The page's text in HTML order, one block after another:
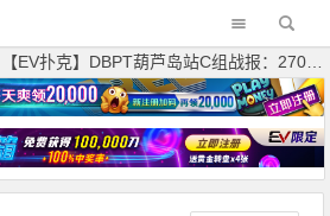
【EV扑克】DBPT葫芦岛站C组战报：270人次创单日新高，何先生118万记分牌登顶“东北王”